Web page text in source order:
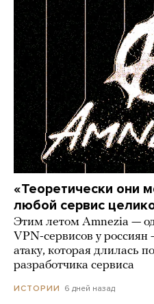
«Теоретически они
любой сервис
Этим летом Amnezia —
VPN-сервисов у
атаку, которая длилась
разработчика сервиса
ИСТОРИИ 6 дней назад